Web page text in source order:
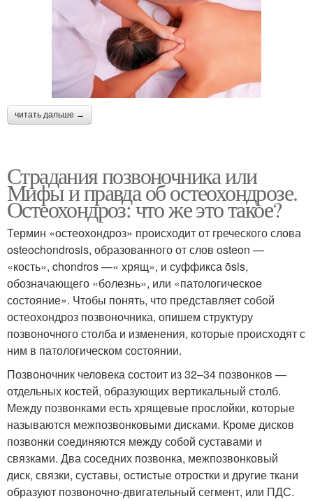
читать дальше →
Страдания позвоночника или
Мифы и правда об остеохондрозе.
Остеохондроз: что же это такое?
Термин «остеохондроз» происходит от греческого слова
osteochondrosis, образованного от слов osteon —
«кость», chondros —« хрящ», и суффикса ōsis,
обозначающего «болезнь», или «патологическое
состояние». Чтобы понять, что представляет собой
остеохондроз позвоночника, опишем структуру
позвоночного столба и изменения, которые происходят с
ним в патологическом состоянии.
Позвоночник человека состоит из 32–34 позвонков —
отдельных костей, образующих вертикальный столб.
Между позвонками есть хрящевые прослойки, которые
называются межпозвонковыми дисками. Кроме дисков
позвонки соединяются между собой суставами и
связками. Два соседних позвонка, межпозвонковый
диск, связки, суставы, остистые отростки и другие ткани
образуют позвоночно-двигательный сегмент, или ПДС.